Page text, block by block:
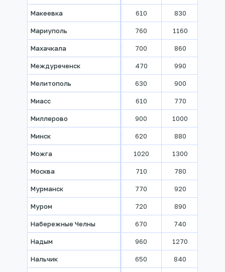
Макеевка 610 830
Мариуполь 760 1160
Махачкала 700 860
Междуреченск 470 990
Мелитополь 630 900
Миасс 610 770
Миллерово 900 1000
Минск 620 880
Можга 1020 1300
Москва 710 780
Мурманск 770 920
Муром 720 890
Набережные Челны 670 740
Надым 960 1270
Нальчик 650 840